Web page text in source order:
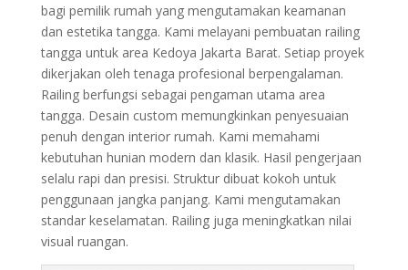
bagi pemilik rumah yang mengutamakan keamanan
dan estetika tangga. Kami melayani pembuatan railing
tangga untuk area Kedoya Jakarta Barat. Setiap proyek
dikerjakan oleh tenaga profesional berpengalaman.
Railing berfungsi sebagai pengaman utama area
tangga. Desain custom memungkinkan penyesuaian
penuh dengan interior rumah. Kami memahami
kebutuhan hunian modern dan klasik. Hasil pengerjaan
selalu rapi dan presisi. Struktur dibuat kokoh untuk
penggunaan jangka panjang. Kami mengutamakan
standar keselamatan. Railing juga meningkatkan nilai
visual ruangan.